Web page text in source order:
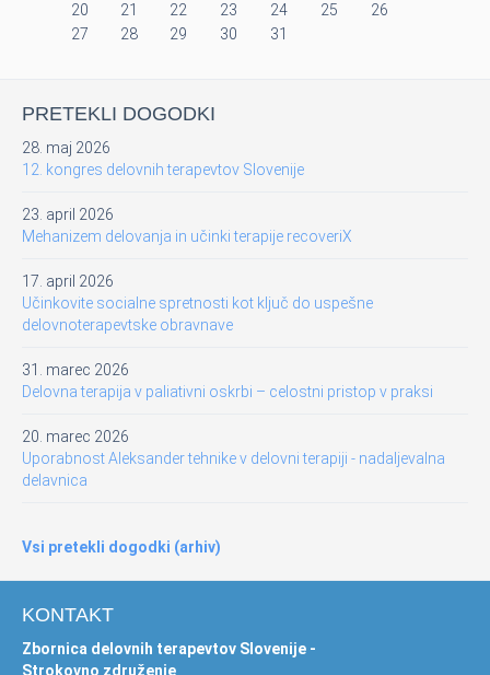
20
21 22 23 24 25
26
27
28 29 30 31
PRETEKLI DOGODKI
28. maj 2026
12. kongres delovnih terapevtov Slovenije
23. april 2026
Mehanizem delovanja in učinki terapije recoveriX
17. april 2026
Učinkovite socialne spretnosti kot ključ do uspešne
delovnoterapevtske obravnave
31. marec 2026
Delovna terapija v paliativni oskrbi – celostni pristop v praksi
20. marec 2026
Uporabnost Aleksander tehnike v delovni terapiji - nadaljevalna
delavnica
Vsi pretekli dogodki (arhiv)
KONTAKT
Zbornica delovnih terapevtov Slovenije -
Strokovno združenje